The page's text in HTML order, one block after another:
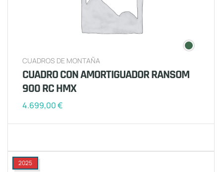
CUADROS DE MONTAÑA
CUADRO CON AMORTIGUADOR RANSOM
900 RC HMX
4.699,00€
2025